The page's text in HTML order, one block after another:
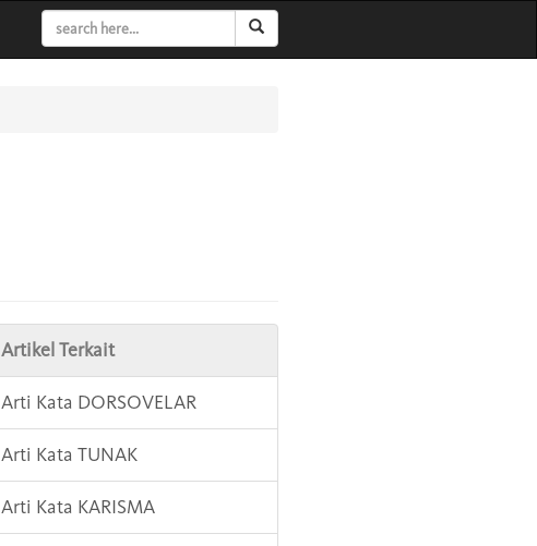
Artikel Terkait
Arti Kata DORSOVELAR
Arti Kata TUNAK
Arti Kata KARISMA